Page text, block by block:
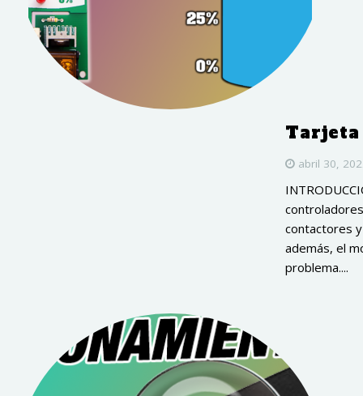
Tarjeta
abril 30,
contactores
además, el
problema....